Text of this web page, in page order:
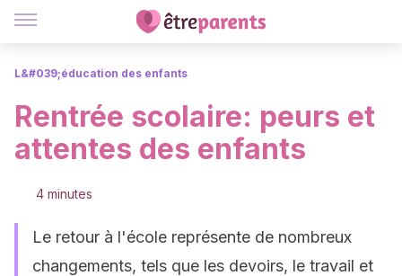
L&#039;éducation des enfants
Rentrée scolaire: peurs et
attentes des enfants
4 minutes
Le retour à l'école représente de nombreux
changements, tels que les devoirs, le travail et